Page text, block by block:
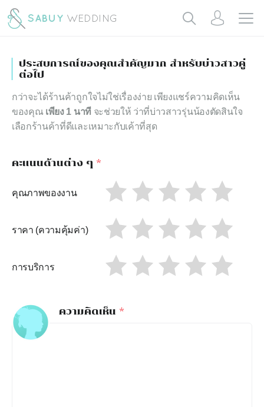
ประสบการณ์ของคุณสำคัญมาก สำหรับบ่าวสาวคู่
ต่อไป
กว่าจะได้ร้านค้าถูกใจไม่ใช่เรื่องง่าย เพียงแชร์ความคิดเห็น
ของคุณ เพียง 1 นาที จะช่วยให้ ว่าที่บ่าวสาวรุ่นน้องตัดสินใจ
เลือกร้านค้าที่ดีและเหมาะกับเค้าที่สุด
คะแนนด้านต่าง ๆ *
คุณภาพของงาน
ราคา (ความคุ้มค่า)
การบริการ
ความคิดเห็น *